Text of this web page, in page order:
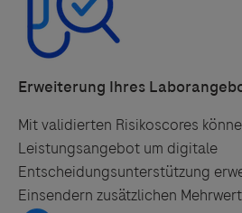
Erweiterung Ihres
Mit validierten Risikoscores
Leistungsangebot um digitale
Entscheidungsunterstützung
Einsendern zusätzlichen